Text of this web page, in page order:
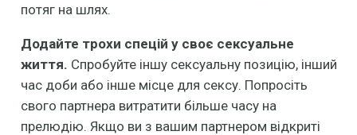
потяг на шлях.
Додайте трохи спецій у своє сексуальне
життя. Спробуйте іншу сексуальну позицію, інший
час доби або інше місце для сексу. Попросіть
свого партнера витратити більше часу на
прелюдію. Якщо ви з вашим партнером відкриті